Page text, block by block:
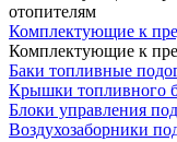
отопителям
Комплектующие к
Комплектующие к
Баки топливные
Крышки топливного
Блоки управления
Воздухозаборники